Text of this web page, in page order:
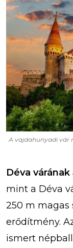
A vajdahunyadi vár
Déva várának
mint a Déva
250 m magas
erődítmény.
ismert